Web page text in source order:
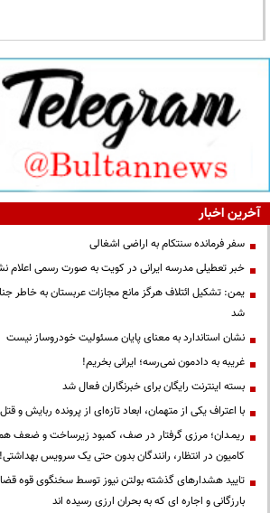
آخرین اخبار
سفر فرمانده سنتکام به اراضی اشغالی
خبر تعطیلی مدرسه ایرانی در کویت به صورت رسمی اعلام
یمن: تشکیل ائتلاف هرگز مانع مجازات عربستان به خاطر
شد
نشان استاندارد به معنای پایان مسئولیت خودروساز نیست
غریبه به دادمون نمی‌رسه؛ ایرانی بخریم!
بسته اینترنت رایگان برای خبرنگاران فعال شد
با اعتراف یکی از متهمان، ابعاد تازه‌ای از پرونده ربایش
کامیون در انتظار، رانندگان بدون حتی یک سرویس بهداشتی!
تایید هشدارهای گذشته بولتن نیوز توسط سخنگوی قوه
بارزگانی و اجاره ای که به بحران ارزی رسیده اند